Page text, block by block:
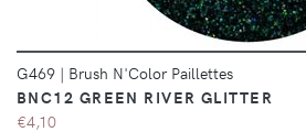
G469 | Brush N'Color Paillettes
BNC12 GREEN RIVER GLITTER
€4,10